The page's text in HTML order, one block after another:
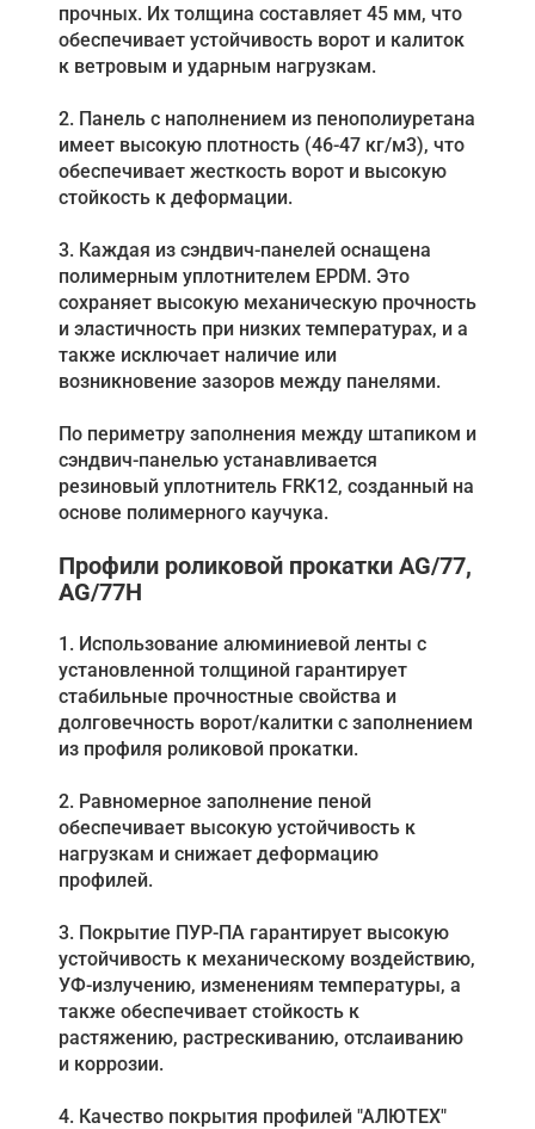
прочных. Их толщина составляет 45 мм, что
обеспечивает устойчивость ворот и калиток
к ветровым и ударным нагрузкам.
2. Панель с наполнением из пенополиуретана
имеет высокую плотность (46-47 кг/м3), что
обеспечивает жесткость ворот и высокую
стойкость к деформации.
3. Каждая из сэндвич-панелей оснащена
полимерным уплотнителем EPDM. Это
сохраняет высокую механическую прочность
и эластичность при низких температурах, и а
также исключает наличие или
возникновение зазоров между панелями.
По периметру заполнения между штапиком и
сэндвич-панелью устанавливается
резиновый уплотнитель FRK12, созданный на
основе полимерного каучука.
Профили роликовой прокатки AG/77,
AG/77H
1. Использование алюминиевой ленты с
установленной толщиной гарантирует
стабильные прочностные свойства и
долговечность ворот/калитки с заполнением
из профиля роликовой прокатки.
2. Равномерное заполнение пеной
обеспечивает высокую устойчивость к
нагрузкам и снижает деформацию
профилей.
3. Покрытие ПУР-ПА гарантирует высокую
устойчивость к механическому воздействию,
УФ-излучению, изменениям температуры, а
также обеспечивает стойкость к
растяжению, растрескиванию, отслаиванию
и коррозии.
4. Качество покрытия профилей "АЛЮТЕХ"